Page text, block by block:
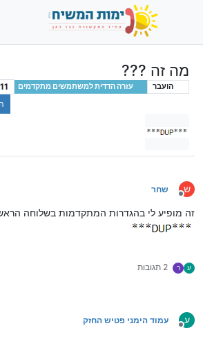
מה זה ???
הועבר עזרה הדדית למשתמשים מתקדמים 11
ש
מנותק
שחר
זה מופיע לי בהגדרות המתקדמות בשלוחה
ע ר 2 תגובות
ע
מנותק
עמוד הימני פטיש החזק